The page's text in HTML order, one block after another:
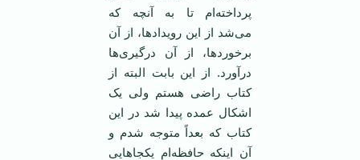
پرداخته‌ام تا به آنچه که
می‌شد از این رویداد‌ها، از آن
برخورد‌ها، از آن درگیری‌ها
درآورد. از این بابت البته از
کتاب راضی هستم ولی یک
اشکال عمده پیدا شد در این
کتاب که بعداً متوجه شدم و
آن اینکه حافظه‌ام یکجاهایی